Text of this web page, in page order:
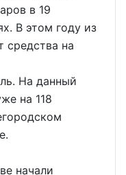
в 19
В этом году из
средства на
На данный
на 118
начали